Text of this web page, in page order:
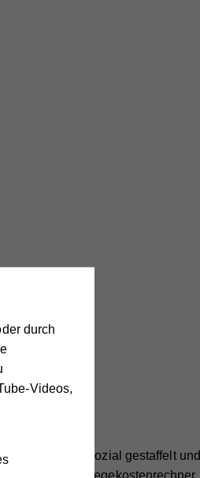
sind sozial gestaffelt und
unserem
Pflegekostenrechner
durch
Videos,